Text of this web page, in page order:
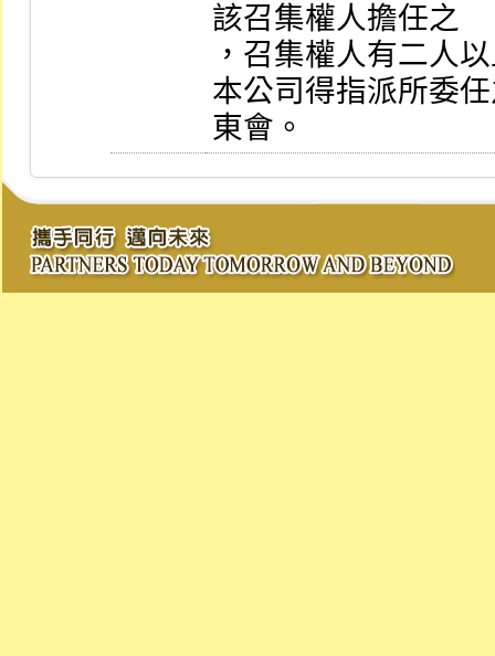
該召集權人擔任之
，召集權人有二人
本公司得指派所委
東會。